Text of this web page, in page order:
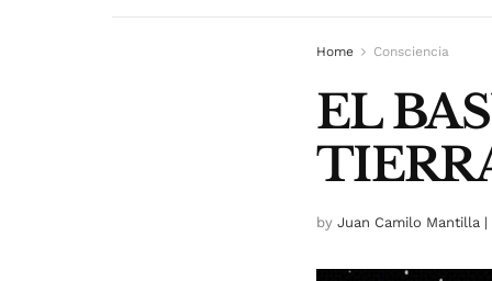
Home Consciencia
EL
by Juan Camilo Mantilla |